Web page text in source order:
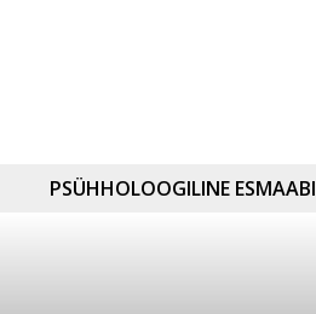
PSÜHHOLOOGILINE ESMAABI